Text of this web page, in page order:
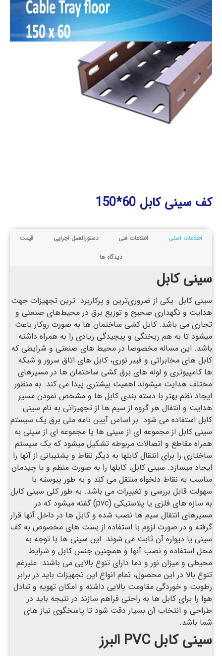
کف سینی کابل 60*150
اطلاعات اصلی اطلاعات فنی دستورالعمل اجرایی
قیمت
دیدگاه ها
سینی کابل
سینی کابل یکی از ضروری‌ترین و پرکاربرد ترین تجهیزات جهت
هدایت و نگهداری صحیح و توزیع برق در محیط‌های صنعتی و
تجاری می باشد. کابل کشی ساختمان ها به صورت روکار باعث
میشود تا به هم ریختگی و پیچیدگی زیادی را به همراه داشته
باشد. این مساله مخصوصا در محیط های صنعتی و شرایطی که
کابل های مخابراتی و فیبر نوری، کابل های اتاق سرور و شبکه
ها کامپیوتری و لوله های برق کشی ساختمان ها در مسیرهای
مختلف هدایت میشوند اهمیت بیشتری پیدا می کند. به منظور
ایجاد نظم بهتر با دسته بندی کابل ها و مشخص نمودن مسیر
هدایت و انتقال هر گروه از سیم ها از تجهیزاتی به نام سینی
کابل استفاده می شود. بر اساس آیین نامه ملی برق یک سیستم
سینی کابل از مجموعه ای از سینی ها یا مجموعه ای از سینی به
همراه مقاطع و اتصالات مربوطه تشکیل میشود که یک سیستم
ساختاری را برای انتقال کابلها به دیگر نقاط و پشتیبانی از آنها را
ایجاد میسازد. سینی کابل، کابلها را به صورت منظم و با چیدمان
مناسب به نقاط دلخواه منتقل می کند و به طور پیوسته با
سهولت قابل بررسی و تغییرات می باشد. به طور کلی سینی کابل
به سازه های فلزی یا پلاستیکی (pvc) گفته میشود که در
مسیرهای انتقال سیم ها نصب شده و کابل ها در داخل آنها قرار
گرفته و در صورت لزوم با استفاده از بست های مخصوص به کف
سینی یا دیواره آن ثابت می شوند. این سینی ها با توجه به
محل استفاده و نصب آنها و همچنین جنس کابل و شرایط
محیطی و میزان نور و دما دارای تنوع بالایی می باشند. علیرغم
تنوع بالا در این محصول، تمام انواع این تجهیزات باید در برابر
رطوبت و خوردگی مقاومت بالایی داشته و امکان تهویه و تبادل
هوا را برای کابل ها به راحتی فراهم سازند در نتیجه باید در
طراحی و انتخاب آن بسیار دقت شود تا پاسخگوی نیاز های
شما باشد.
سینی کابلPVC البرز